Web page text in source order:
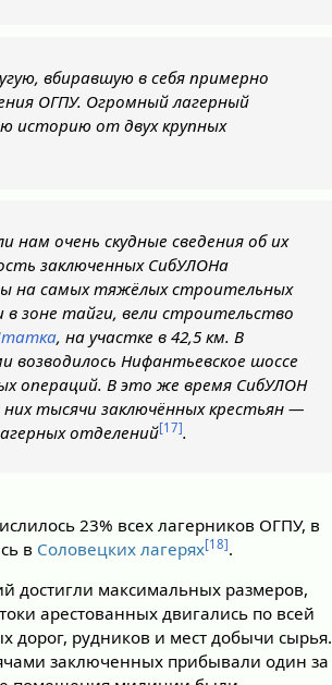
вбиравшую в себя примерно
ОГПУ. Огромный лагерный
историю от двух крупных
нам очень скудные сведения об их
заключенных СибУЛОНа
на самых тяжёлых строительных
зоне тайги, вели строительство
, на участке в 42,5 км. В
возводилось Нифантьевское шоссе
операций. В это же время СибУЛОН
них тысячи заключённых крестьян —
отделений[17].
23% всех лагерников ОГПУ, в
в Соловецких лагерях[18].
достигли максимальных размеров,
арестованных двигались по всей
дорог, рудников и мест добычи сырья.
заключенных прибывали один за